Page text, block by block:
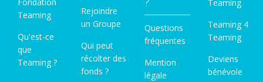
Fondation
Teaming
Qu'est-ce
que
Teaming ?
Rejoindre
un Groupe
Qui peut
récolter des
fonds ?
Questions
fréquentes
Mention
légale
Teaming
Teaming 4
Teaming
Deviens
bénévole